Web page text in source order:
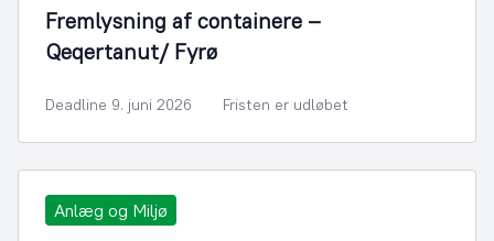
Fremlysning af containere –
Qeqertanut/ Fyrø
Deadline 9. juni 2026 Fristen er udløbet
Anlæg og Miljø